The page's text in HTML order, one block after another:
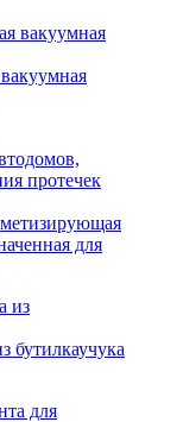
для
бутилкаучука